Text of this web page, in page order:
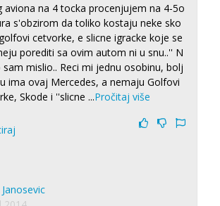
aviona na 4 tocka procenjujem na 4-5o
s'obzirom da toliko kostaju neke sko
cetvorke, e slicne igracke koje se
porediti sa ovim autom ni u snu..'' N
mislio.. Reci mi jednu osobinu, bolj
ima ovaj Mercedes, a nemaju Golfovi
Skode i ''slicne ...Pročitaj više